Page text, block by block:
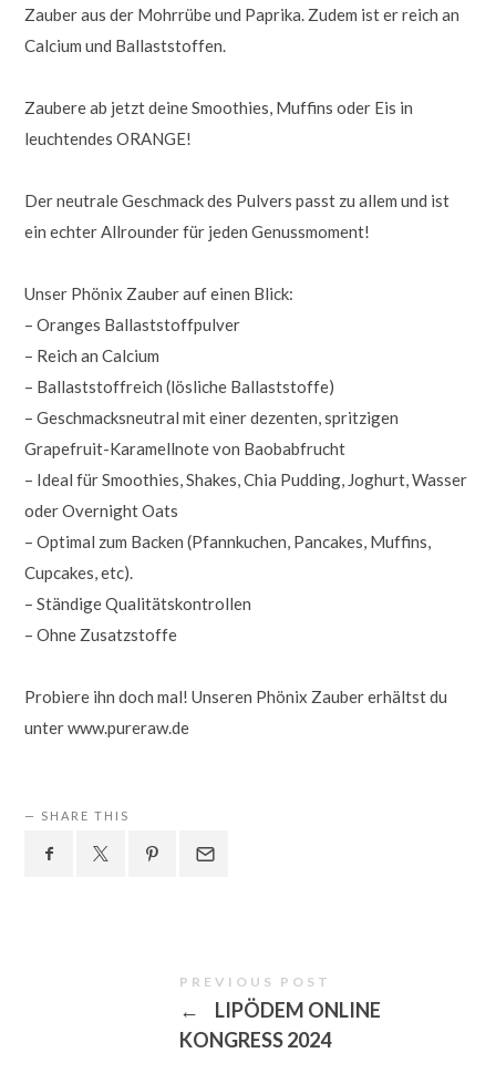
Zauber aus der Mohrrübe und Paprika. Zudem ist er reich an
Calcium und Ballaststoffen.
Zaubere ab jetzt deine Smoothies, Muffins oder Eis in
leuchtendes ORANGE!
Der neutrale Geschmack des Pulvers passt zu allem und ist
ein echter Allrounder für jeden Genussmoment!
Unser Phönix Zauber auf einen Blick:
– Oranges Ballaststoffpulver
– Reich an Calcium
– Ballaststoffreich (lösliche Ballaststoffe)
– Geschmacksneutral mit einer dezenten, spritzigen
Grapefruit-Karamellnote von Baobabfrucht
– Ideal für Smoothies, Shakes, Chia Pudding, Joghurt, Wasser
oder Overnight Oats
– Optimal zum Backen (Pfannkuchen, Pancakes, Muffins,
Cupcakes, etc).
– Ständige Qualitätskontrollen
– Ohne Zusatzstoffe
Probiere ihn doch mal! Unseren Phönix Zauber erhältst du
unter www.pureraw.de
SHARE THIS
PREVIOUS POST
←
LIPÖDEM ONLINE
KONGRESS 2024